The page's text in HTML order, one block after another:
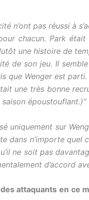
n’ont pas réussi à
chacun. Park
une histoire de
de son jeu. Il
que Wenger est
une très bonne
époustouflant.)”
uniquement sur
dans n’importe
ne soit pas
d’accord
attaquants en ce